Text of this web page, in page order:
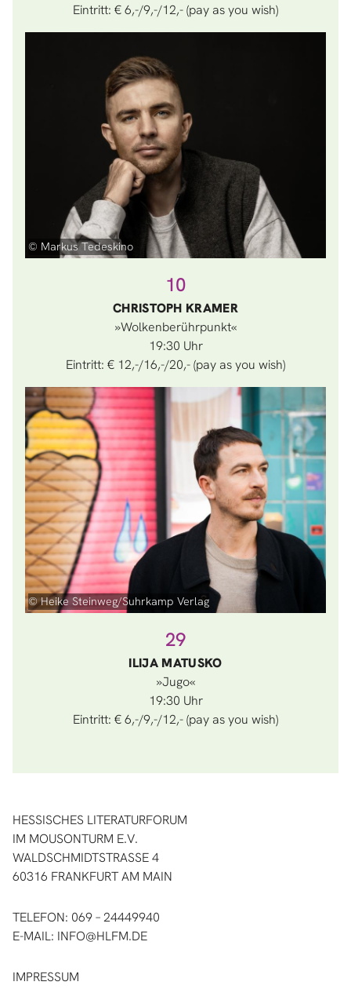
Eintritt: € 6,-/9,-/12,- (pay as you wish)
© Markus Tedeskino
10
CHRISTOPH KRAMER
»Wolkenberührpunkt«
19:30
Eintritt: € 12,-/16,-/20,- (pay as you wish)
© Heike Steinweg/Suhrkamp Verlag
29
ILIJA MATUSKO
»Jugo«
19:30
Eintritt: € 6,-/9,-/12,- (pay as you wish)
HESSISCHES LITERATURFORUM
IM MOUSONTURM E.V.
WALDSCHMIDTSTRASSE 4
60316 FRANKFURT AM MAIN
TELEFON: 069 – 24449940
E-MAIL: INFO@HLFM.DE
IMPRESSUM